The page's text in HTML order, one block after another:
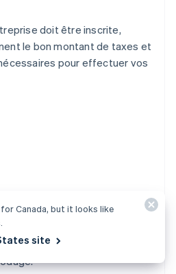
doit être inscrite,
le bon montant de taxes et
pour effectuer vos
la déclaration des taxes de
avec une intégration
for Canada, but it looks like
site